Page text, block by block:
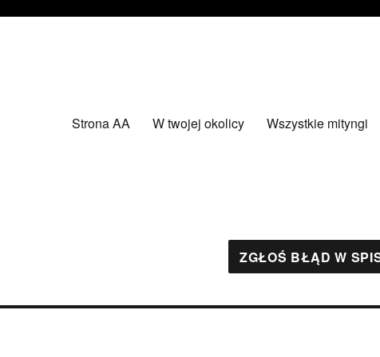
Strona AA W twojej okolicy Wszystkie mityngi
ZGŁOŚ BŁĄD W